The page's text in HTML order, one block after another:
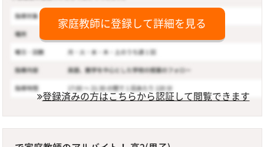
家庭教師に登録して詳細を見る
登録済みの方はこちらから認証して閲覧できます